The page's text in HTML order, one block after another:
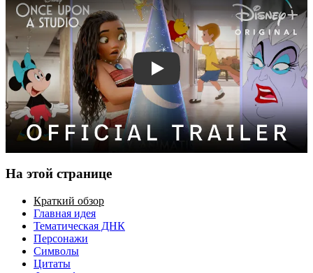
Смотреть трейлер
На этой странице
Краткий обзор
Главная идея
Тематическая ДНК
Персонажи
Символы
Цитаты